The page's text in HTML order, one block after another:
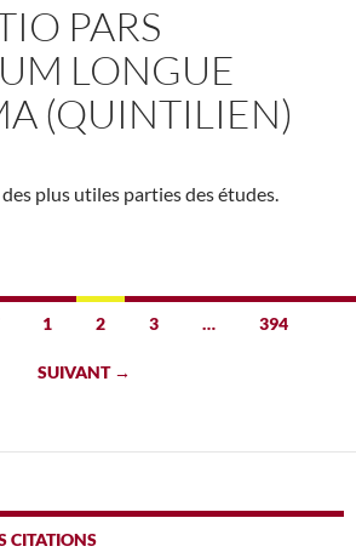
PARS
LONGUE
(QUINTILIEN)
plus utiles parties des études.
1 2 3 … 394
SUIVANT →
CITATIONS